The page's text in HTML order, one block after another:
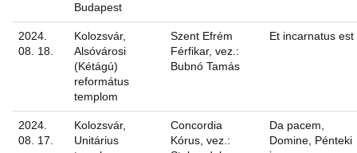
Budapest
2024.
08. 18.
Kolozsvár,
Alsóvárosi
(Kétágú)
református
templom
Szent Efrém
Férfikar, vez.:
Bubnó Tamás
Et incarnatus est
2024.
08. 17.
Kolozsvár,
Unitárius
Concordia
Kórus, vez.:
Da pacem,
Domine, Pénteki